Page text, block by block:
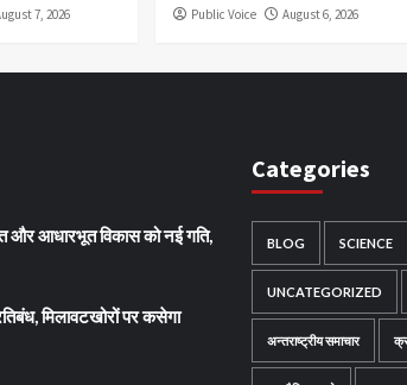
7, 2026 Public Voice August 6, 2026
और आधारभूत विकास को नई गति,
मिलावटखोरों पर कसेगा
Categories
BLOG SCIENCE
UNCATEGORIZED
अन्तराष्ट्रीय समाचार